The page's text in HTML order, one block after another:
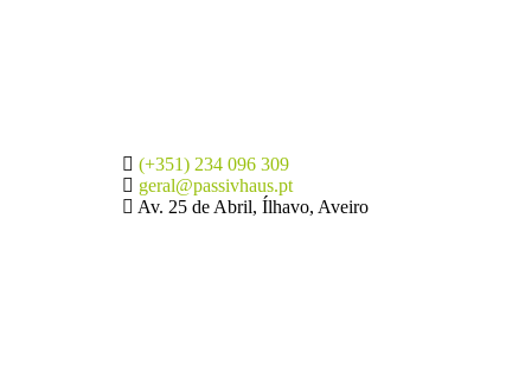
(+351) 234 096 309
geral@passivhaus.pt
Av. 25 de Abril, Ílhavo, Aveiro